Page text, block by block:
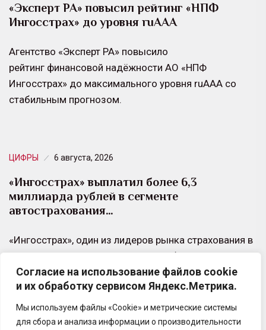
Согласие на использование файлов cookie
и их обработку сервисом Яндекс.Метрика.
Мы используем файлы «Cookie» и метрические системы
для сбора и анализа информации о производительности
«Эксперт РА» повысил рейтинг «НПФ
Ингосстрах» до уровня ruAAA
Агентство «Эксперт РА» повысило
рейтинг финансовой надёжности АО «НПФ
Ингосстрах» до максимального уровня ruAAA со
стабильным прогнозом.
ЦИФРЫ 6 августа, 2026
«Ингосстрах» выплатил более 6,3
миллиарда рублей в сегменте
автострахования…
«Ингосстрах», один из лидеров рынка страхования в
России, выплатил своим клиентам более 6,3
миллиарда рублей в сегменте автострахования за
период 20…